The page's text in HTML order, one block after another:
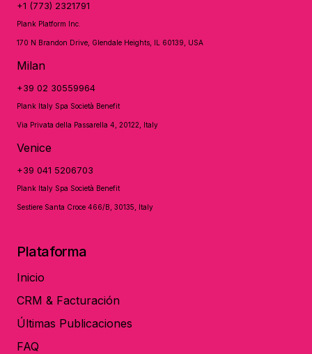
+1 (773) 2321791
Plank Platform Inc.
170 N Brandon Drive, Glendale Heights, IL 60139, USA
Milan
+39 02 30559964
Plank Italy Spa Società Benefit
Via Privata della Passarella 4, 20122, Italy
Venice
+39 041 5206703
Plank Italy Spa Società Benefit
Sestiere Santa Croce 466/B, 30135, Italy
Plataforma
Inicio
CRM & Facturación
Últimas Publicaciones
FAQ